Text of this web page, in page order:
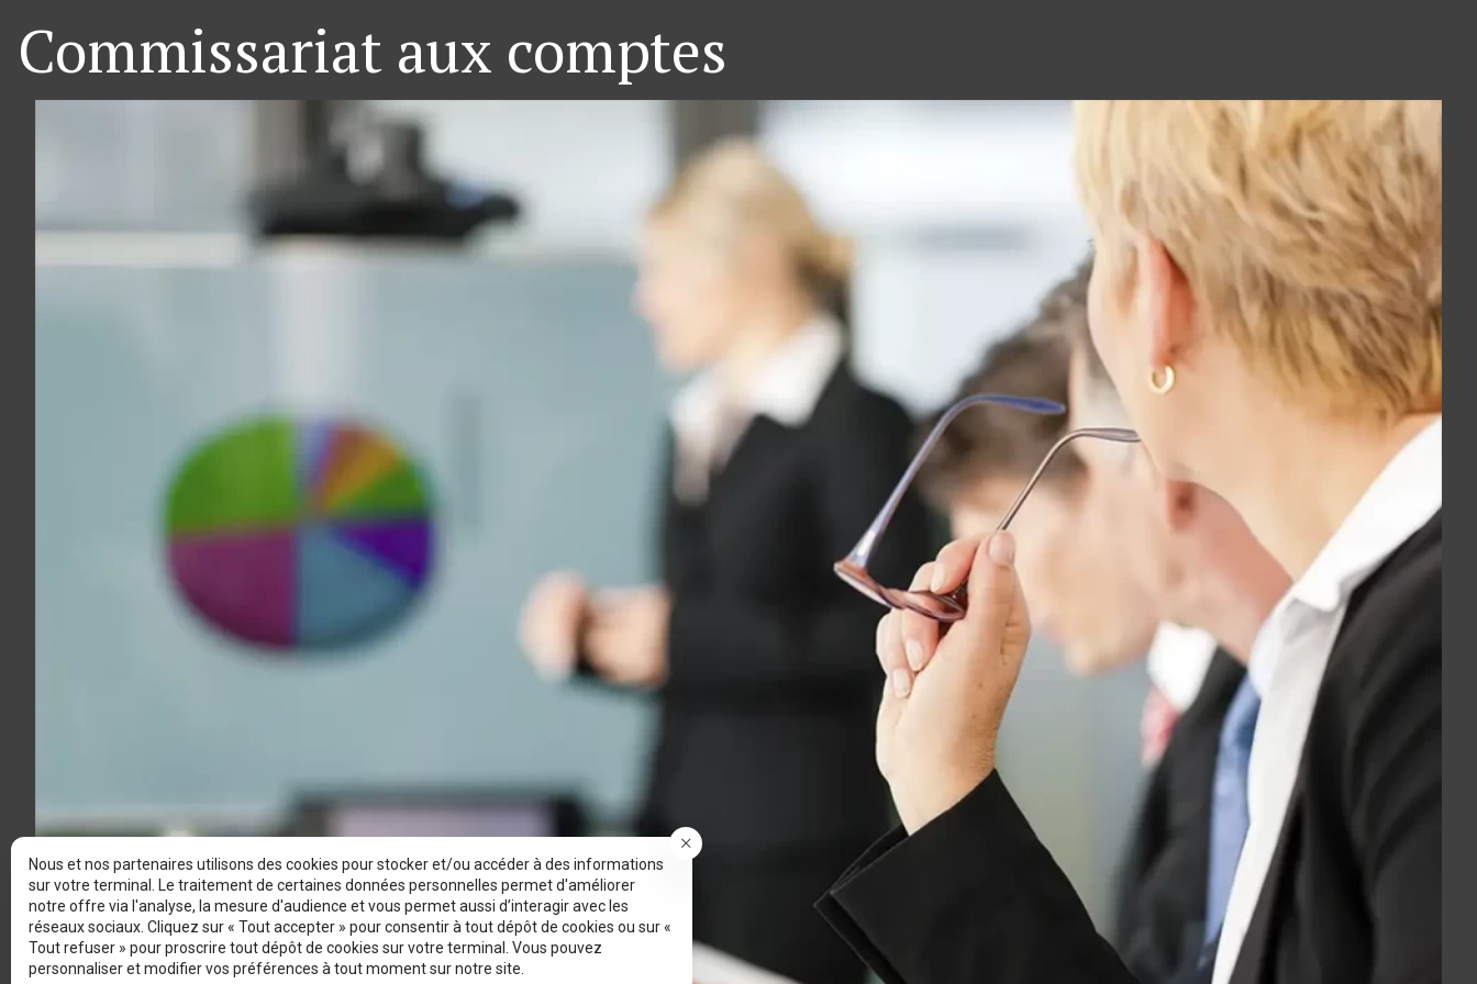
Commissariat aux comptes
Nous et nos partenaires utilisons des cookies pour stocker et/ou accéder à des informations
sur votre terminal. Le traitement de certaines données personnelles permet d'améliorer
notre offre via l'analyse, la mesure d'audience et vous permet aussi d’interagir avec les
réseaux sociaux. Cliquez sur « Tout accepter » pour consentir à tout dépôt de cookies ou sur «
Tout refuser » pour proscrire tout dépôt de cookies sur votre terminal. Vous pouvez
personnaliser et modifier vos préférences à tout moment sur notre site.